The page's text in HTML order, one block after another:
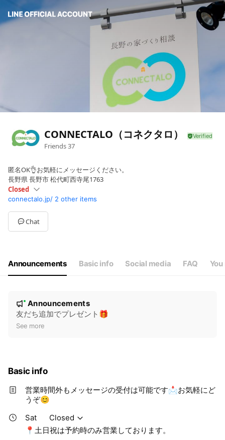
CONNECTALO（コネクタロ）
Friends37
匿名OK👌お気軽にメッセージください。
長野県 長野市 松代町西寺尾1763
Closed
SunClosed
Mon08:30 - 17:30
Tue08:30 - 17:30
Wed08:30 - 17:30
📍土日祝は予約時のみ営業しております。
connectalo.jp/ 2 other items
Chat
Announcements Basic info Social media FAQ
e
New
Announcements
友だち追加でプレゼント🎁
See more
Basic info
営業時間外もメッセージの受付は可能です📩お気軽にど
うぞ😊
Sat
Closed
📍土日祝は予約時のみ営業しております。